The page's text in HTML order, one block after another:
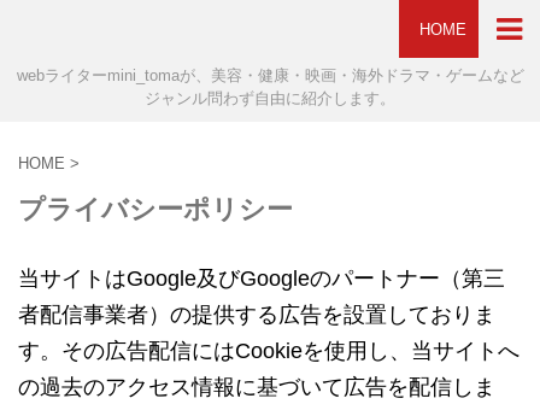
HOME
webライターmini_tomaが、美容・健康・映画・海外ドラマ・ゲームなど
ジャンル問わず自由に紹介します。
HOME >
プライバシーポリシー
当サイトはGoogle及びGoogleのパートナー（第三
者配信事業者）の提供する広告を設置しておりま
す。その広告配信にはCookieを使用し、当サイトへ
の過去のアクセス情報に基づいて広告を配信しま